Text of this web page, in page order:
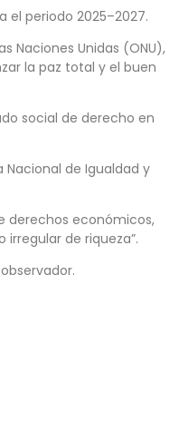
el periodo 2025–2027.
Naciones Unidas (ONU),
la paz total y el buen
social de derecho en
de Igualdad y
derechos económicos,
de riqueza”.